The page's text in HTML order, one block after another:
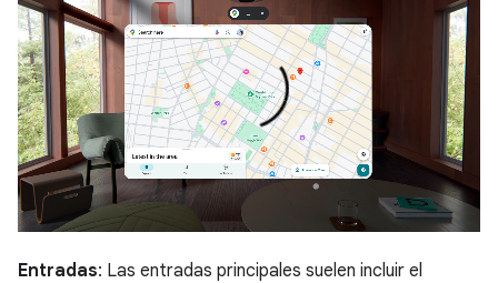
Entradas: Las entradas principales suelen incluir el